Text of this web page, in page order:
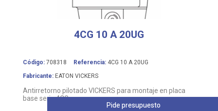
4CG 10 A 20UG
Código: 708318 Referencia: 4CG 10 A 20UG
Fabricante: EATON VICKERS
Antirretorno pilotado VICKERS para montaje en placa
base serie 4CG
Pide presupuesto